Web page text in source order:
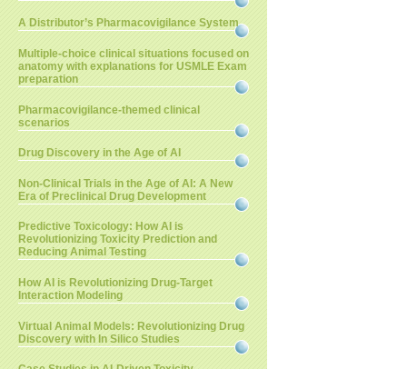
A Distributor’s Pharmacovigilance System
Multiple-choice clinical situations focused on
anatomy with explanations for USMLE Exam
preparation
Pharmacovigilance-themed clinical
scenarios
Drug Discovery in the Age of AI
Non-Clinical Trials in the Age of AI: A New
Era of Preclinical Drug Development
Predictive Toxicology: How AI is
Revolutionizing Toxicity Prediction and
Reducing Animal Testing
How AI is Revolutionizing Drug-Target
Interaction Modeling
Virtual Animal Models: Revolutionizing Drug
Discovery with In Silico Studies